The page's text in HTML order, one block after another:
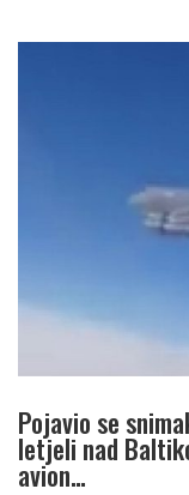
Pojavio se
letjeli nad
avion…